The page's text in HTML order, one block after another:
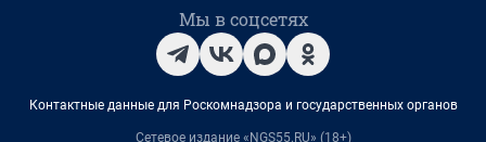
Мы в соцсетях
Контактные данные для Роскомнадзора и государственных органов
Сетевое издание «NGS55.RU» (18+)